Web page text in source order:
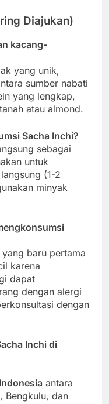
Diajukan)
kacang-
yang unik,
sumber nabati
yang lengkap,
atau almond.
Sacha Inchi?
sebagai
untuk
(1-2
minyak
baru pertama
karena
dapat
dengan alergi
dengan
Inchi di
antara
Bengkulu, dan